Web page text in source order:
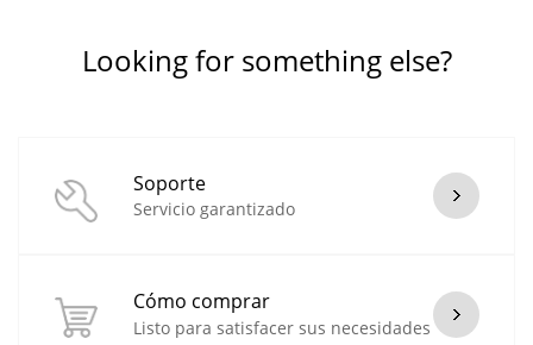
Looking for something else?
Soporte
Servicio garantizado
Cómo comprar
Listo para satisfacer sus necesidades